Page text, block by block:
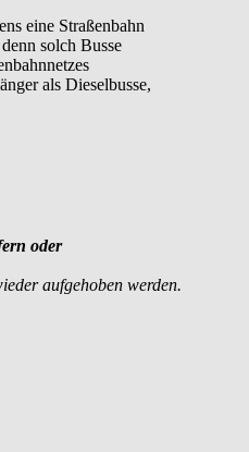
eine Straßenbahn
solch Busse
als Dieselbusse,
oder
aufgehoben werden.